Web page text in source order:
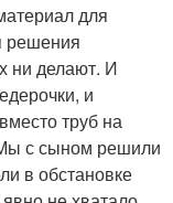
для
решения
ни делают. И
и
труб на
с сыном решили
в обстановке